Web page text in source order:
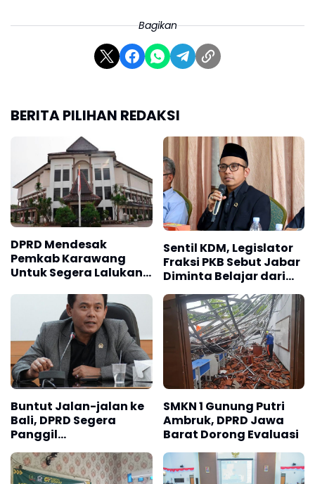
Bagikan
BERITA PILIHAN REDAKSI
DPRD Mendesak
Pemkab Karawang
Untuk Segera Lalukan
Kampung Babakan
Sentil KDM, Legislator
Fraksi PKB Sebut Jabar
Diminta Belajar dari
Prabowo, Soal
Kepedulian Pesantren
Buntut Jalan-jalan ke
Bali, DPRD Segera
Panggil
Disnaskertrans
Kabupaten Karawang
SMKN 1 Gunung Putri
Ambruk, DPRD Jawa
Barat Dorong Evaluasi